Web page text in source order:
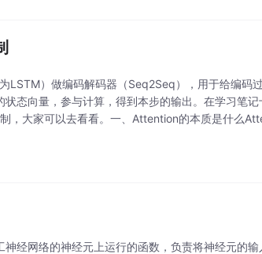
LSTM）做编码解码器（Seq2Seq），用于给编码
态向量，参与计算，得到本步的输出。在学习笔记
，大家可以去看看。一、Attention的本质是什么
经网络的神经元上运行的函数，负责将神经元的输